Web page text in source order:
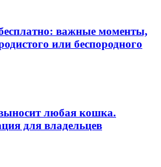
важные моменты,
или беспородного
любая кошка.
для владельцев